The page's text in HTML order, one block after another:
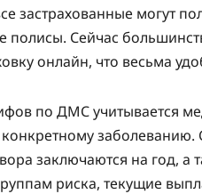
застрахованные могут
полисы. Сейчас
онлайн, что весьма
по ДМС учитывается
заболеванию.
заключаются на год, а
риска, текущие